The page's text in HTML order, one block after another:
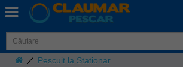
Pescuit la Stationar